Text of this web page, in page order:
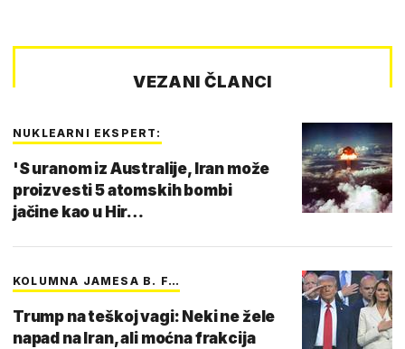
VEZANI ČLANCI
NUKLEARNI EKSPERT:
'S uranom iz Australije, Iran može
proizvesti 5 atomskih bombi
jačine kao u Hir…
KOLUMNA JAMESA B. F…
Trump na teškoj vagi: Neki ne žele
napad na Iran, ali moćna frakcija